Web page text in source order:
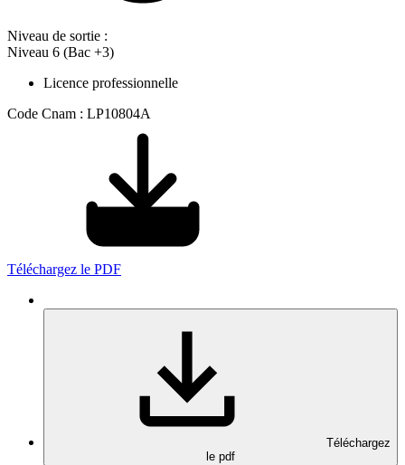
Niveau de sortie :
Niveau 6 (Bac +3)
Licence professionnelle
Code Cnam : LP10804A
Téléchargez le PDF
Téléchargez
le pdf